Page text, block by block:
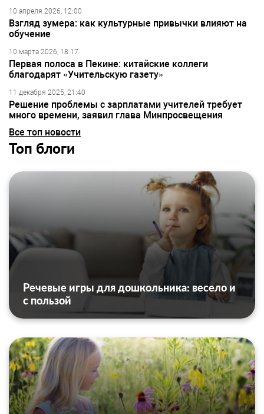
10 апреля 2026, 12:00
Взгляд зумера: как культурные привычки влияют на
обучение
10 марта 2026, 18:17
Первая полоса в Пекине: китайские коллеги
благодарят «Учительскую газету»
11 декабря 2025, 21:40
Решение проблемы с зарплатами учителей требует
много времени, заявил глава Минпросвещения
Все топ новости
Топ блоги
Речевые игры для дошкольника: весело и
с пользой